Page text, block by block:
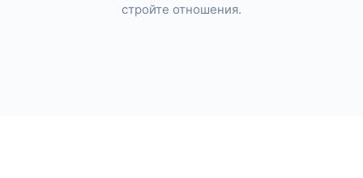
стройте отношения.